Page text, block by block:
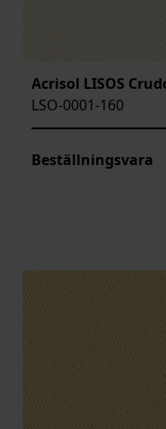
Acrisol LISOS
LSO-0001-160
Beställningsvara